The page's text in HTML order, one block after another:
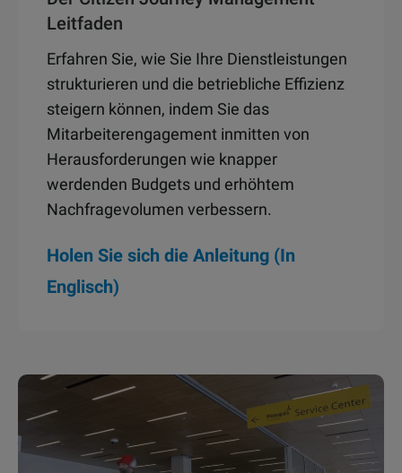
Leitfaden
Erfahren Sie, wie Sie Ihre Dienstleistungen
strukturieren und die betriebliche Effizienz
steigern können, indem Sie das
Mitarbeiterengagement inmitten von
Herausforderungen wie knapper
werdenden Budgets und erhöhtem
Nachfragevolumen verbessern.
Holen Sie sich die Anleitung (In
Englisch)